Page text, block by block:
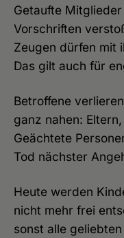
Getaufte
Vorschriften
Zeugen dürfen mit
Das gilt auch für
Betroffene
ganz nahen:
Geächtete
Tod nächster
Heute werden
nicht mehr frei
sonst alle